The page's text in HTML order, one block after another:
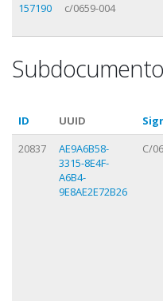
157190
c/0659-004
ID UUID
20837
AE9A6B58-
3315-8E4F-
A6B4-
9E8AE2E72B26
C/